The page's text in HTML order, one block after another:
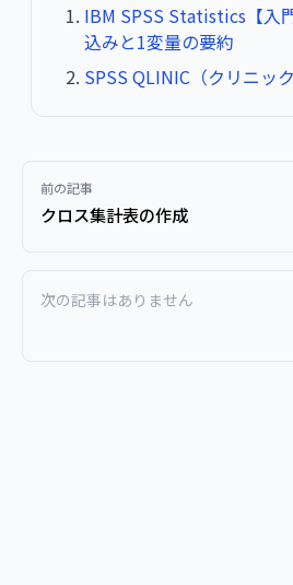
IBM SPSS Statistics【入
込みと1変量の要約
SPSS QLINIC（クリニック
前の記事
クロス集計表の作成
次の記事はありません